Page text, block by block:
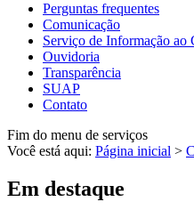
Perguntas frequentes
Comunicação
Serviço de Informação ao
Ouvidoria
Transparência
SUAP
Contato
Fim do menu de serviços
Você está aqui: Página inicial >
Em destaque